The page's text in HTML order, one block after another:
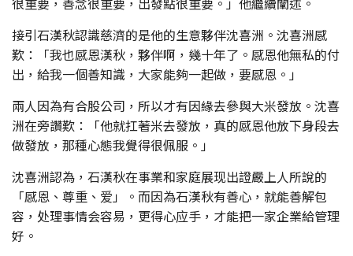
接引石漢秋認識慈濟的是他的生意夥伴沈喜洲。沈喜洲感
歎：「我也感恩漢秋，夥伴啊，幾十年了。感恩他無私的付
出，給我一個善知識，大家能夠一起做，要感恩。」
兩人因為有合股公司，所以才有因緣去參與大米發放。沈喜
洲在旁讚歎：「他就扛著米去發放，真的感恩他放下身段去
做發放，那種心態我覺得很佩服。」
沈喜洲認為，石漢秋在事業和家庭展现出證嚴上人所說的
「感恩、尊重、爱」。而因為石漢秋有善心，就能善解包
容，处理事情会容易，更得心应手，才能把一家企業給管理
好。